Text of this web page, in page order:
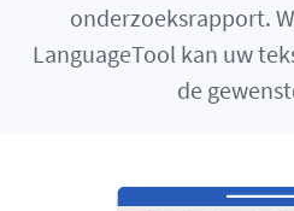
onderzoeksrapport.
LanguageTool kan uw
de